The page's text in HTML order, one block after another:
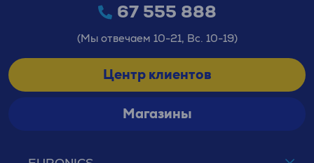
67 555 888
(Мы отвечаем 10-21, Вс. 10-19)
Центр клиентов
Магазины